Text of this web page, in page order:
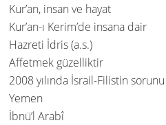
Kur’an, insan ve hayat
Kur’an-ı Kerim’de insana dair
Hazreti İdris (a.s.)
Affetmek güzelliktir
2008 yılında İsrail-Filistin sorunu
Yemen
İbnü’l Arabî